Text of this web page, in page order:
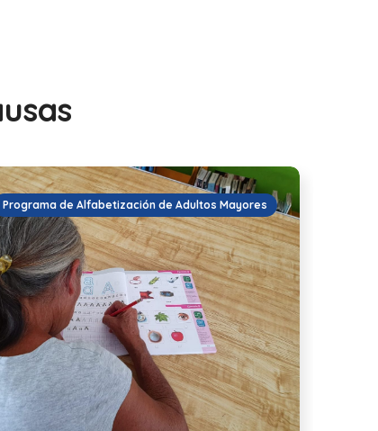
Programa de Alfabetización de Adultos Mayores